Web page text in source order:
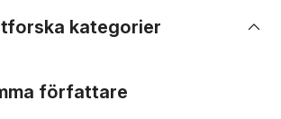
kategorier
författare